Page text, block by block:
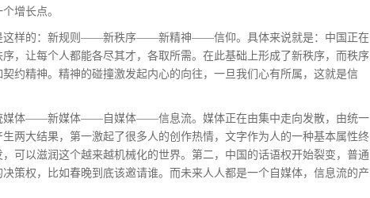
增长点。
这样的：新规则——新秩序——新精神——信仰。具体来说就是：中国正在
，让每个人都能各尽其才，各取所需。在此基础上形成了新秩序，而秩序
约精神。精神的碰撞激发起内心的向往，一旦我们心有所属，这就是信
媒体——新媒体——自媒体——信息流。媒体正在由集中走向发散，由统一
两大结果，第一激起了很多人的创作热情，文字作为人的一种基本属性终
可以滋润这个越来越机械化的世界。第二，中国的话语权开始裂变，普通
策权，比如春晚到底该邀请谁。而未来人人都是一个自媒体，信息流的产